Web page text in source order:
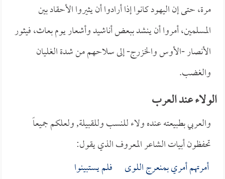
مرة، حتى إن اليهود كانوا إذا أرادوا أن يثيروا الأحقاد بين
المسلمين، أمروا أن ينشد ببعض أناشيد وأشعار يوم بعاث، فيثور
الأنصار -الأوس والخزرج- إلى سلاحهم من شدة الغليان
والغضب.
الولاء عند العرب
والعربي بطبيعته عنده ولاء للنسب وللقبيلة, ولعلكم جميعاً
تحفظون أبيات الشاعر المعروف الذي يقول:
أمرتهم أمري بمنعرج اللوى فلم يستبينوا